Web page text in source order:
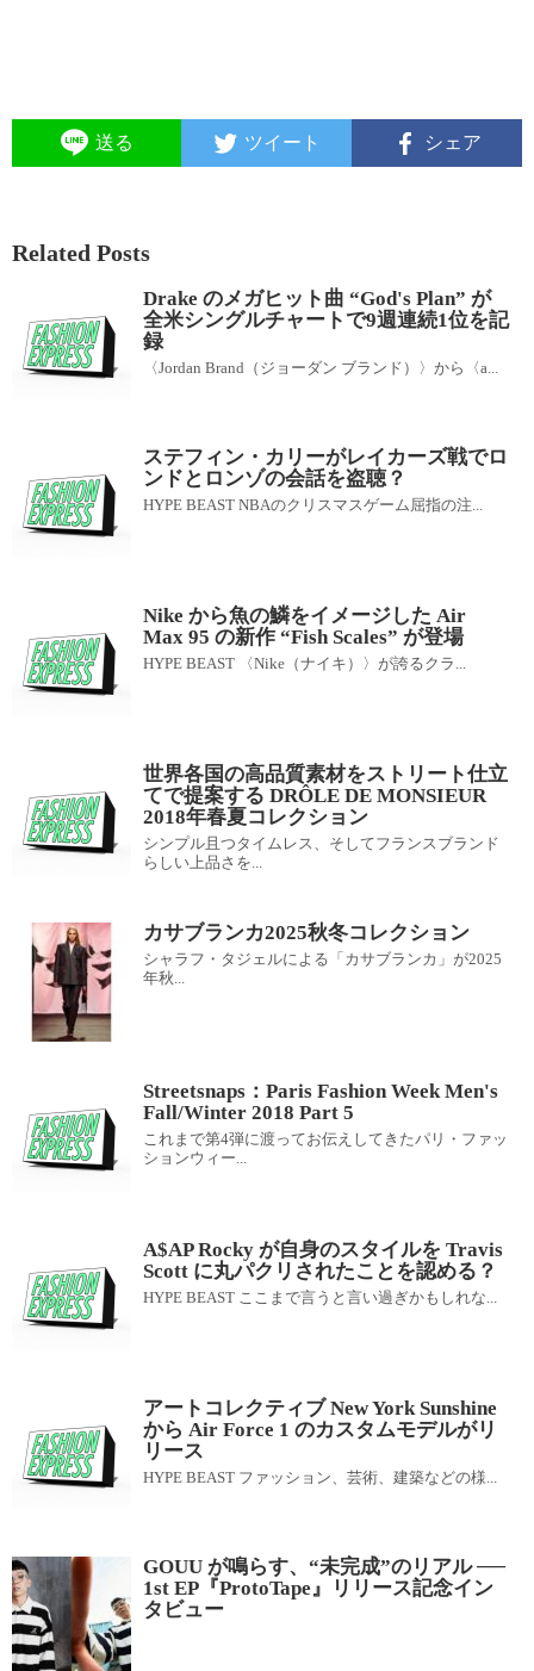
送る ツイート シェア
Related Posts
Drake のメガヒット曲 “God's Plan” が
全米シングルチャートで9週連続1位を記
録
〈Jordan Brand（ジョーダン ブランド）〉から〈a...
ステフィン・カリーがレイカーズ戦でロ
ンドとロンゾの会話を盗聴？
HYPE BEAST NBAのクリスマスゲーム屈指の注...
Nike から魚の鱗をイメージした Air
Max 95 の新作 “Fish Scales” が登場
HYPE BEAST 〈Nike（ナイキ）〉が誇るクラ...
世界各国の高品質素材をストリート仕立
てで提案する DRÔLE DE MONSIEUR
2018年春夏コレクション
シンプル且つタイムレス、そしてフランスブランド
らしい上品さを...
カサブランカ2025秋冬コレクション
シャラフ・タジェルによる「カサブランカ」が2025
年秋...
Streetsnaps：Paris Fashion Week Men's
Fall/Winter 2018 Part 5
これまで第4弾に渡ってお伝えしてきたパリ・ファッ
ションウィー...
A$AP Rocky が自身のスタイルを Travis
Scott に丸パクリされたことを認める？
HYPE BEAST ここまで言うと言い過ぎかもしれな...
アートコレクティブ New York Sunshine
から Air Force 1 のカスタムモデルがリ
リース
HYPE BEAST ファッション、芸術、建築などの様...
GOUU が鳴らす、“未完成”のリアル ──
1st EP『ProtoTape』リリース記念イン
タビュー